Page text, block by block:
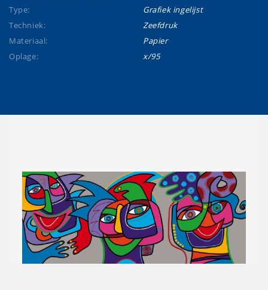
Type:
Grafiek ingelijst
Techniek:
Zeefdruk
Materiaal:
Papier
Oplage:
x/95